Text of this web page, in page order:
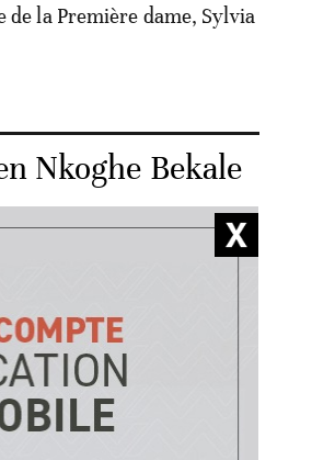
la Première dame, Sylvia
Nkoghe Bekale
mise en place, après une
avait
avait échoué à
avait été transféré au